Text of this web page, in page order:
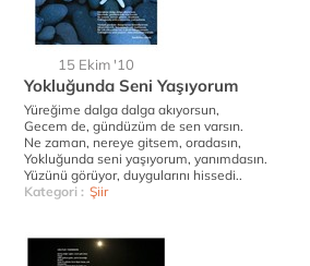
15 Ekim '10
Yokluğunda Seni Yaşıyorum
Yüreğime dalga dalga akıyorsun,
Gecem de, gündüzüm de sen varsın.
Ne zaman, nereye gitsem, oradasın,
Yokluğunda seni yaşıyorum, yanımdasın.
Yüzünü görüyor, duygularını hissedi..
Kategori : Şiir